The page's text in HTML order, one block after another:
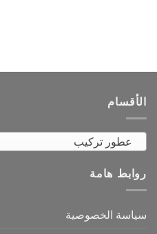
لهذا
يمكن
اختيار
الخيارات
على
المنتج
الأقسام
عطور تركيب
روابط هامة
سياسة الخصوصية